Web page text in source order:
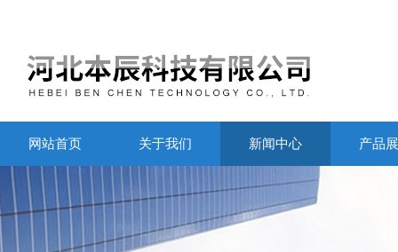
网站首页 关于我们 新闻中心 产品